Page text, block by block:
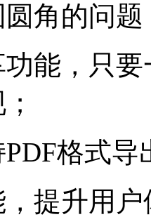
角的问题
能，只
格式
提升用户